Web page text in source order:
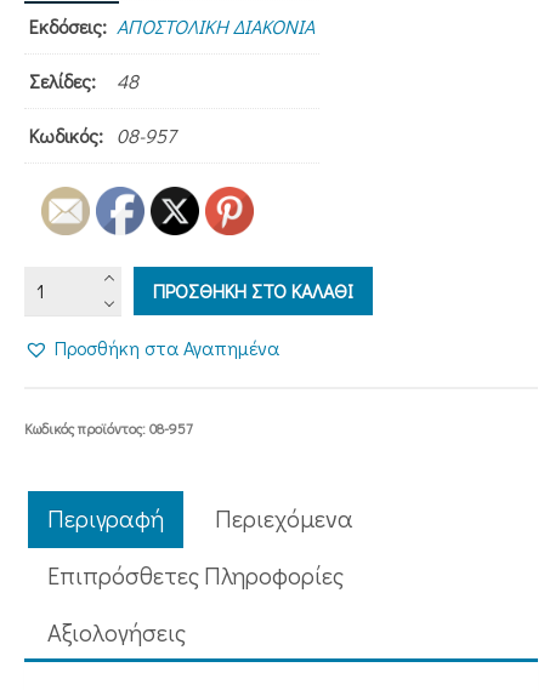
Εκδόσεις: ΑΠΟΣΤΟΛΙΚΗ ΔΙΑΚΟΝΙΑ
Σελίδες: 48
Κωδικός: 08-957
ΤΗ
ΓΕΝΝΗΣΕΙ
ποσότητα
ΠΡΟΣΘΗΚΗ ΣΤΟ ΚΑΛΑΘΙ
Προσθήκη στα Αγαπημένα
Κωδικός προϊόντος:08-957
Περιγραφή
Περιεχόμενα
Επιπρόσθετες Πληροφορίες
Aξιολογήσεις